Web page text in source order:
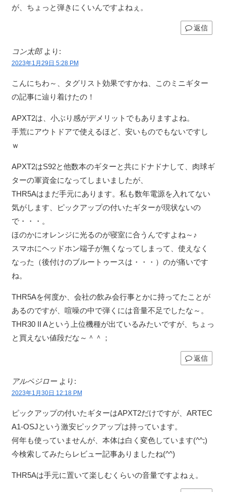
が、ちょっと弾きにくいんですよねぇ。
返信
コン太郎 より:
2023年1月29日 5:28 PM
こんにちわ～、タグリスト効果ですかね、このミニギター
の記事に辿り着けたの！
APXT2は、小ぶり感がデメリットでもありますよね。
手荒にアウトドアで使えるほど、安いものでもないですし
ｗ
APXT2はS92と他数本のギターと共にドナドナして、肉球ギ
ターの軍資金になってしまいましたが、
THR5Aはまだ手元にあります。私も数年電源を入れてない
気がします、ピックアップの付いたギターが現状ないの
で・・・。
ほのかにオレンジに光るのが寝室に合うんですよね～♪
スマホにヘッドホン端子が無くなってしまって、使えなく
なった（後付けのブルートゥースは・・・）のが痛いです
ね。
THR5Aを何度か、会社の飲み会行事とかに持ってたことが
あるのですが、喧噪の中で弾くには音量不足でしたな～。
THR30 II Aという上位機種が出ているみたいですが、ちょっ
と買えない値段だな～＾＾；
返信
アルペジロー より:
2023年1月30日 12:18 PM
ピックアップの付いたギターはAPXT2だけですが、ARTEC
A1-OSJという激安ピックアップは持っています。
何年も使っていませんが、本体は白く変色しています(^^;)
今検索してみたらレビュー記事ありましたね(^^)
THR5Aは手元に置いて楽しむくらいの音量ですよねぇ。